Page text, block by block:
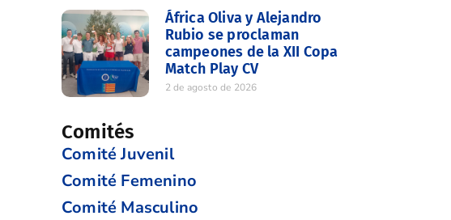
África Oliva y Alejandro
Rubio se proclaman
campeones de la XII Copa
Match Play CV
2 de agosto de 2026
Comités
Comité Juvenil
Comité Femenino
Comité Masculino